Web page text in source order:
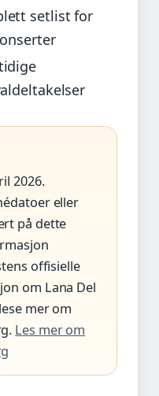
setlist for
2026.
eller
på dette
offisielle
om Lana Del
mer om
Les mer om